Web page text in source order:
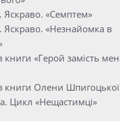
Яскраво. «Семптем»
Яскраво. «Незнайомка в
книги «Герой замість
книги Олени Шпигоцької
Цикл «Нещастимці»